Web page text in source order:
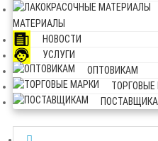
МАТЕРИАЛЫ
НОВОСТИ
УСЛУГИ
ОПТОВИКАМ
ТОРГОВЫЕ